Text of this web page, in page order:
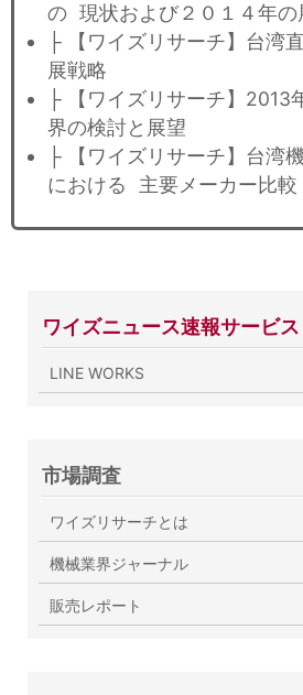
の 現状および２０１４年の
├ 【ワイズリサーチ】台湾
展戦略
├ 【ワイズリサーチ】2013
界の検討と展望
├ 【ワイズリサーチ】台湾
における 主要メーカー比較
ワイズニュース速報サービス
LINE WORKS
市場調査
ワイズリサーチとは
機械業界ジャーナル
販売レポート